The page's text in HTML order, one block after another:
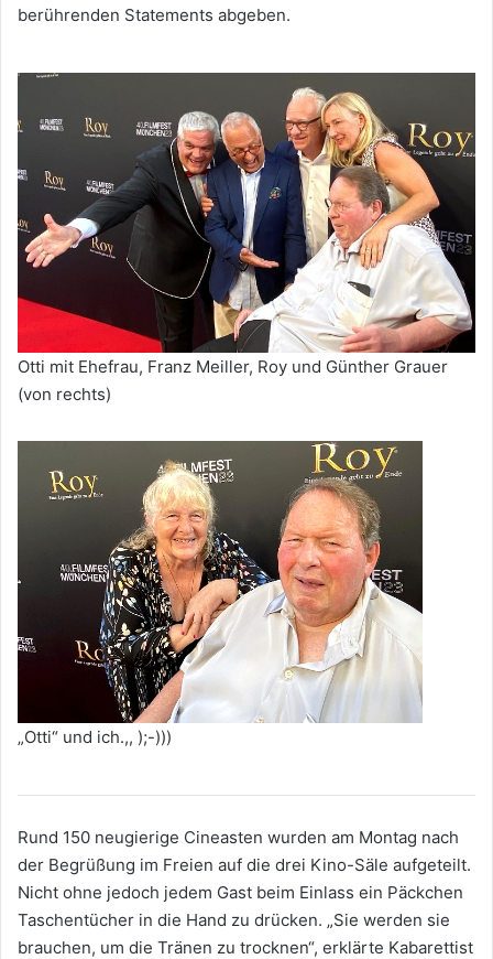
berührenden Statements abgeben.
Otti mit Ehefrau, Franz Meiller, Roy und Günther Grauer
(von rechts)
„Otti“ und ich.,, );-)))
Rund 150 neugierige Cineasten wurden am Montag nach
der Begrüßung im Freien auf die drei Kino-Säle aufgeteilt.
Nicht ohne jedoch jedem Gast beim Einlass ein Päckchen
Taschentücher in die Hand zu drücken. „Sie werden sie
brauchen, um die Tränen zu trocknen“, erklärte Kabarettist